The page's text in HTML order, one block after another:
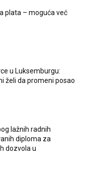
plata – moguća već
u Luksemburgu:
želi da promeni posao
lažnih radnih
diploma za
dozvola u